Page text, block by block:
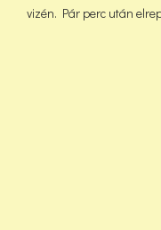
vizén. Pár perc után